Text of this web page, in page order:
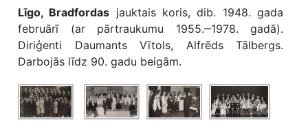
Līgo, Bradfordas jauktais koris, dib. 1948. gada
februārī (ar pārtraukumu 1955.‒1978. gadā).
Diriģenti Daumants Vītols, Alfrēds Tālbergs.
Darbojās līdz 90. gadu beigām.